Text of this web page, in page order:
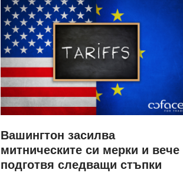
Вашингтон засилва
митническите си мерки и вече
подготвя следващи стъпки